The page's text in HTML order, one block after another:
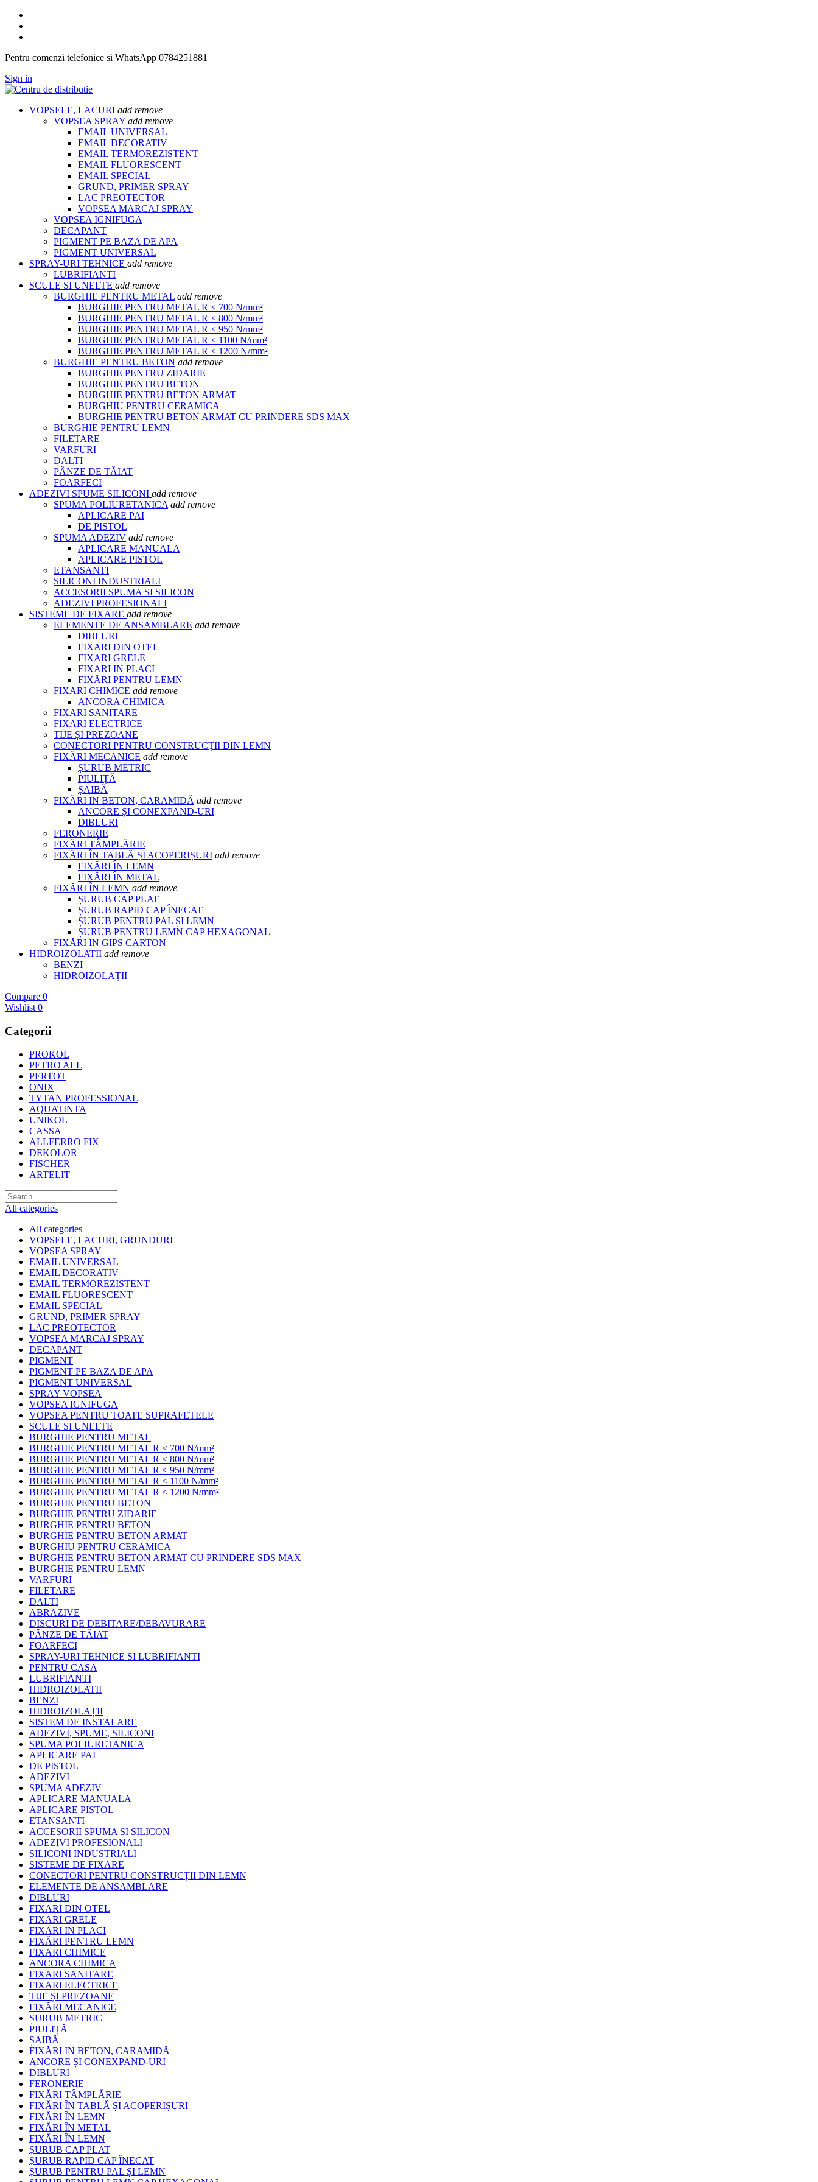
Pentru comenzi telefonice si WhatsApp 0784251881
Sign in
VOPSELE, LACURI add remove
VOPSEA SPRAY add remove
EMAIL UNIVERSAL
EMAIL DECORATIV
EMAIL TERMOREZISTENT
EMAIL FLUORESCENT
EMAIL SPECIAL
GRUND, PRIMER SPRAY
LAC PREOTECTOR
VOPSEA MARCAJ SPRAY
VOPSEA IGNIFUGA
DECAPANT
PIGMENT PE BAZA DE APA
PIGMENT UNIVERSAL
SPRAY-URI TEHNICE add remove
LUBRIFIANTI
SCULE SI UNELTE add remove
BURGHIE PENTRU METAL add remove
BURGHIE PENTRU METAL R ≤ 700 N/mm²
BURGHIE PENTRU METAL R ≤ 800 N/mm²
BURGHIE PENTRU METAL R ≤ 950 N/mm²
BURGHIE PENTRU METAL R ≤ 1100 N/mm²
BURGHIE PENTRU METAL R ≤ 1200 N/mm²
BURGHIE PENTRU BETON add remove
BURGHIE PENTRU ZIDARIE
BURGHIE PENTRU BETON
BURGHIE PENTRU BETON ARMAT
BURGHIU PENTRU CERAMICA
BURGHIE PENTRU BETON ARMAT CU PRINDERE SDS MAX
BURGHIE PENTRU LEMN
FILETARE
VARFURI
DALTI
PÂNZE DE TĂIAT
FOARFECI
ADEZIVI SPUME SILICONI add remove
SPUMA POLIURETANICA add remove
APLICARE PAI
DE PISTOL
SPUMA ADEZIV add remove
APLICARE MANUALA
APLICARE PISTOL
ETANSANTI
SILICONI INDUSTRIALI
ACCESORII SPUMA SI SILICON
ADEZIVI PROFESIONALI
SISTEME DE FIXARE add remove
ELEMENTE DE ANSAMBLARE add remove
DIBLURI
FIXARI DIN OTEL
FIXARI GRELE
FIXARI IN PLACI
FIXĂRI PENTRU LEMN
FIXARI CHIMICE add remove
ANCORA CHIMICA
FIXARI SANITARE
FIXARI ELECTRICE
TIJE ȘI PREZOANE
CONECTORI PENTRU CONSTRUCȚII DIN LEMN
FIXĂRI MECANICE add remove
ȘURUB METRIC
PIULIȚĂ
ȘAIBĂ
FIXĂRI IN BETON, CARAMIDĂ add remove
ANCORE ȘI CONEXPAND-URI
DIBLURI
FERONERIE
FIXĂRI TÂMPLĂRIE
FIXĂRI ÎN TABLĂ ȘI ACOPERIȘURI add remove
FIXĂRI ÎN LEMN
FIXĂRI ÎN METAL
FIXĂRI ÎN LEMN add remove
ȘURUB CAP PLAT
ȘURUB RAPID CAP ÎNECAT
ȘURUB PENTRU PAL ȘI LEMN
ȘURUB PENTRU LEMN CAP HEXAGONAL
FIXĂRI IN GIPS CARTON
HIDROIZOLATII add remove
BENZI
HIDROIZOLAȚII
Compare 0
Wishlist 0
Categorii
PROKOL
PETRO ALL
PERTOT
ONIX
TYTAN PROFESSIONAL
AQUATINTA
UNIKOL
CASSA
ALLFERRO FIX
DEKOLOR
FISCHER
ARTELIT
All categories
All categories
VOPSELE, LACURI, GRUNDURI
VOPSEA SPRAY
EMAIL UNIVERSAL
EMAIL DECORATIV
EMAIL TERMOREZISTENT
EMAIL FLUORESCENT
EMAIL SPECIAL
GRUND, PRIMER SPRAY
LAC PREOTECTOR
VOPSEA MARCAJ SPRAY
DECAPANT
PIGMENT
PIGMENT PE BAZA DE APA
PIGMENT UNIVERSAL
SPRAY VOPSEA
VOPSEA IGNIFUGA
VOPSEA PENTRU TOATE SUPRAFETELE
SCULE SI UNELTE
BURGHIE PENTRU METAL
BURGHIE PENTRU METAL R ≤ 700 N/mm²
BURGHIE PENTRU METAL R ≤ 800 N/mm²
BURGHIE PENTRU METAL R ≤ 950 N/mm²
BURGHIE PENTRU METAL R ≤ 1100 N/mm²
BURGHIE PENTRU METAL R ≤ 1200 N/mm²
BURGHIE PENTRU BETON
BURGHIE PENTRU ZIDARIE
BURGHIE PENTRU BETON
BURGHIE PENTRU BETON ARMAT
BURGHIU PENTRU CERAMICA
BURGHIE PENTRU BETON ARMAT CU PRINDERE SDS MAX
BURGHIE PENTRU LEMN
VARFURI
FILETARE
DALTI
ABRAZIVE
DISCURI DE DEBITARE/DEBAVURARE
PÂNZE DE TĂIAT
FOARFECI
SPRAY-URI TEHNICE SI LUBRIFIANTI
PENTRU CASA
LUBRIFIANTI
HIDROIZOLATII
BENZI
HIDROIZOLAȚII
SISTEM DE INSTALARE
ADEZIVI, SPUME, SILICONI
SPUMA POLIURETANICA
APLICARE PAI
DE PISTOL
ADEZIVI
SPUMA ADEZIV
APLICARE MANUALA
APLICARE PISTOL
ETANSANTI
ACCESORII SPUMA SI SILICON
ADEZIVI PROFESIONALI
SILICONI INDUSTRIALI
SISTEME DE FIXARE
CONECTORI PENTRU CONSTRUCȚII DIN LEMN
ELEMENTE DE ANSAMBLARE
DIBLURI
FIXARI DIN OTEL
FIXARI GRELE
FIXARI IN PLACI
FIXĂRI PENTRU LEMN
FIXARI CHIMICE
ANCORA CHIMICA
FIXARI SANITARE
FIXARI ELECTRICE
TIJE ȘI PREZOANE
FIXĂRI MECANICE
ȘURUB METRIC
PIULIȚĂ
ȘAIBĂ
FIXĂRI IN BETON, CARAMIDĂ
ANCORE ȘI CONEXPAND-URI
DIBLURI
FERONERIE
FIXĂRI TÂMPLĂRIE
FIXĂRI ÎN TABLĂ ȘI ACOPERIȘURI
FIXĂRI ÎN LEMN
FIXĂRI ÎN METAL
FIXĂRI ÎN LEMN
ȘURUB CAP PLAT
ȘURUB RAPID CAP ÎNECAT
ȘURUB PENTRU PAL ȘI LEMN